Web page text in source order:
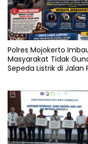
Polres Mojokerto
Masyarakat Tidak
Sepeda Listrik di Jalan